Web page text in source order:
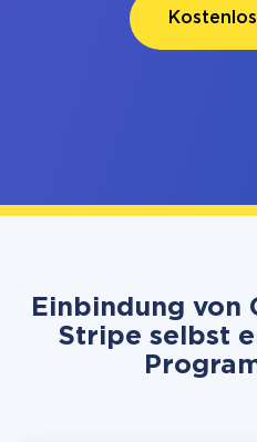
Einbindung von
Stripe selbst